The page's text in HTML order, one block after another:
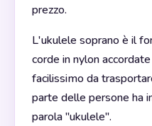
prezzo.
L'ukulele soprano è il
corde in nylon
facilissimo da
parte delle persone ha
parola "ukulele".